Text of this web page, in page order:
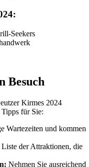
Seekers
Besuch
Kirmes 2024
für Sie:
Wartezeiten und kommen
der Attraktionen, die
Nehmen Sie ausreichend